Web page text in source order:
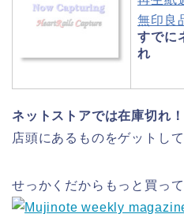
無印良
すでに
れ
ネットストアでは在庫切れ！
店頭にあるものをゲットし
せっかくだからもっと買って